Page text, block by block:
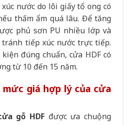
nước do lõi giấy tổ ong có
thấm ẩm quá lâu. Để tăng
phủ sơn PU nhiều lớp và
tránh tiếp xúc nước trực tiếp.
đúng chuẩn, cửa HDF có
từ 10 đến 15 năm.
giá hợp lý của cửa
gỗ HDF được ưa chuộng